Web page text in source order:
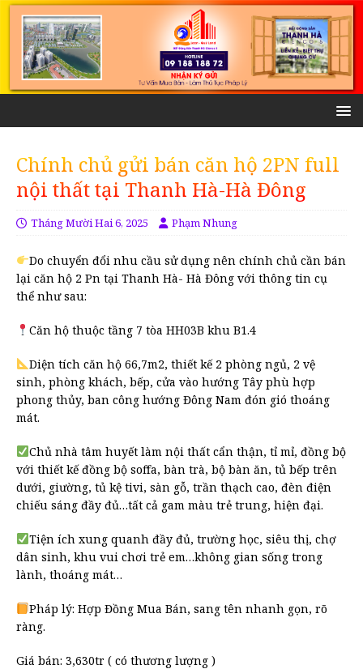
Chính chủ gửi bán căn hộ 2PN full
nội thất tại Thanh Hà-Hà Đông
Tháng Mười Hai 6, 2025 Phạm Nhung
Do chuyển đổi nhu cầu sử dụng nên chính chủ cần bán
lại căn hộ 2 Pn tại Thanh Hà- Hà Đông với thông tin cụ
thể như sau:
Căn hộ thuộc tầng 7 tòa HH03B khu B1.4
Diện tích căn hộ 66,7m2, thiết kế 2 phòng ngủ, 2 vệ
sinh, phòng khách, bếp, cửa vào hướng Tây phù hợp
phong thủy, ban công hướng Đông Nam đón gió thoáng
mát.
Chủ nhà tâm huyết làm nội thất cẩn thận, tỉ mỉ, đồng bộ
với thiết kế đồng bộ soffa, bàn trà, bộ bàn ăn, tủ bếp trên
dưới, giường, tủ kệ tivi, sàn gỗ, trần thạch cao, đèn điện
chiếu sáng đầy đủ…tất cả gam màu trẻ trung, hiện đại.
Tiện ích xung quanh đầy đủ, trường học, siêu thị, chợ
dân sinh, khu vui chơi trẻ em…không gian sống trong
lành, thoáng mát…
Pháp lý: Hợp Đồng Mua Bán, sang tên nhanh gọn, rõ
ràng.
Giá bán: 3,630tr ( có thương lượng )